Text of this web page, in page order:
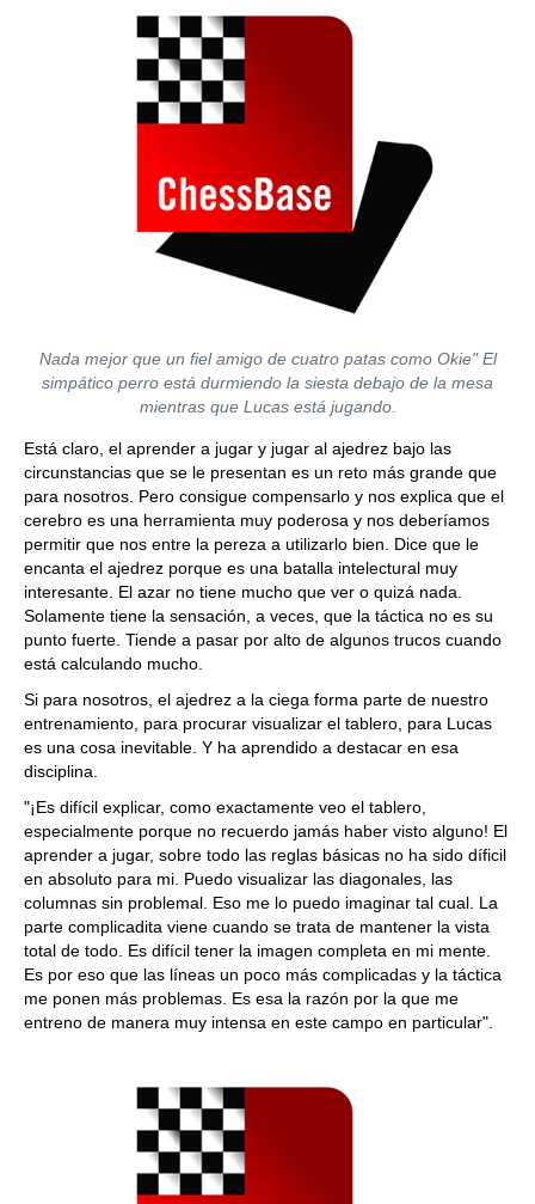
Nada mejor que un fiel amigo de cuatro patas como Okie" El
simpático perro está durmiendo la siesta debajo de la mesa
mientras que Lucas está jugando.
Está claro, el aprender a jugar y jugar al ajedrez bajo las
circunstancias que se le presentan es un reto más grande que
para nosotros. Pero consigue compensarlo y nos explica que el
cerebro es una herramienta muy poderosa y nos deberíamos
permitir que nos entre la pereza a utilizarlo bien. Dice que le
encanta el ajedrez porque es una batalla intelectural muy
interesante. El azar no tiene mucho que ver o quizá nada.
Solamente tiene la sensación, a veces, que la táctica no es su
punto fuerte. Tiende a pasar por alto de algunos trucos cuando
está calculando mucho.
Si para nosotros, el ajedrez a la ciega forma parte de nuestro
entrenamiento, para procurar visualizar el tablero, para Lucas
es una cosa inevitable. Y ha aprendido a destacar en esa
disciplina.
"¡Es difícil explicar, como exactamente veo el tablero,
especialmente porque no recuerdo jamás haber visto alguno! El
aprender a jugar, sobre todo las reglas básicas no ha sido díficil
en absoluto para mi. Puedo visualizar las diagonales, las
columnas sin problemal. Eso me lo puedo imaginar tal cual. La
parte complicadita viene cuando se trata de mantener la vista
total de todo. Es difícil tener la imagen completa en mi mente.
Es por eso que las líneas un poco más complicadas y la táctica
me ponen más problemas. Es esa la razón por la que me
entreno de manera muy intensa en este campo en particular".